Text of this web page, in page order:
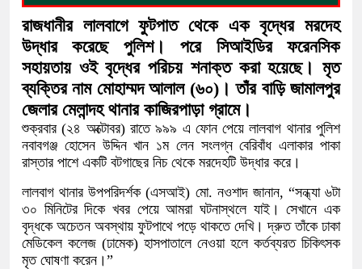
বিচার প্রক্রিয়া শুরু: হাছান-নওফেলসহ
রাজধানীর লালবাগে ফুটপাত থেকে এক বৃদ্ধের মরদেহ
উদ্ধার করেছে পুলিশ। পরে সিআইডির ফরেনসিক
সহায়তায় ওই বৃদ্ধের পরিচয় শনাক্ত করা হয়েছে। মৃত
ব্যক্তির নাম মোহাম্মদ আলাল (৬০)। তাঁর বাড়ি জামালপুর
জেলার মেলান্দহ থানার কাজিরপাড়া গ্রামে।
শুক্রবার (২৪ অক্টোবর) রাতে ৯৯৯ এ ফোন পেয়ে লালবাগ থানার পুলিশ
নবাবগঞ্জ হোসেন উদ্দিন খান ১ম লেন সংলগ্ন বেরিবাঁধ এলাকার পাকা
রাস্তার পাশে একটি বটগাছের নিচ থেকে মরদেহটি উদ্ধার করে।
লালবাগ থানার উপপরিদর্শক (এসআই) মো. নওশাদ জানান, “সন্ধ্যা ৬টা
৩০ মিনিটের দিকে খবর পেয়ে আমরা ঘটনাস্থলে যাই। সেখানে এক
বৃদ্ধকে অচেতন অবস্থায় ফুটপাথে পড়ে থাকতে দেখি। দ্রুত তাঁকে ঢাকা
মেডিকেল কলেজ (ঢামেক) হাসপাতালে নেওয়া হলে কর্তব্যরত চিকিৎসক
মৃত ঘোষণা করেন।”